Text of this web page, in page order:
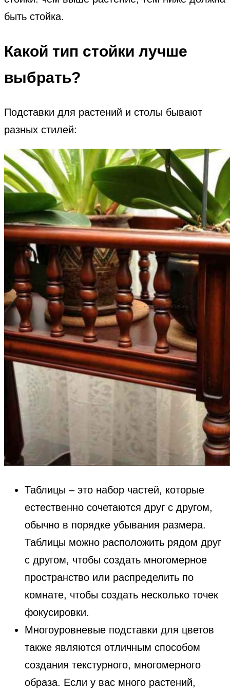
быть стойка.
Какой тип стойки лучше
выбрать?
Подставки для растений и столы бывают
разных стилей:
Таблицы – это набор частей, которые
естественно сочетаются друг с другом,
обычно в порядке убывания размера.
Таблицы можно расположить рядом друг
с другом, чтобы создать многомерное
пространство или распределить по
комнате, чтобы создать несколько точек
фокусировки.
Многоуровневые подставки для цветов
также являются отличным способом
создания текстурного, многомерного
образа. Если у вас много растений,